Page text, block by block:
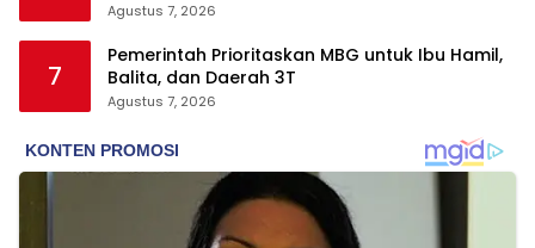
Agustus 7, 2026
7
Pemerintah Prioritaskan MBG untuk Ibu Hamil,
Balita, dan Daerah 3T
Agustus 7, 2026